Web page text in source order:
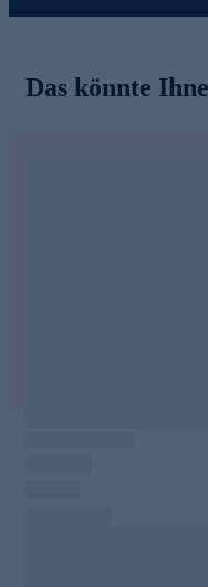
Das könnte